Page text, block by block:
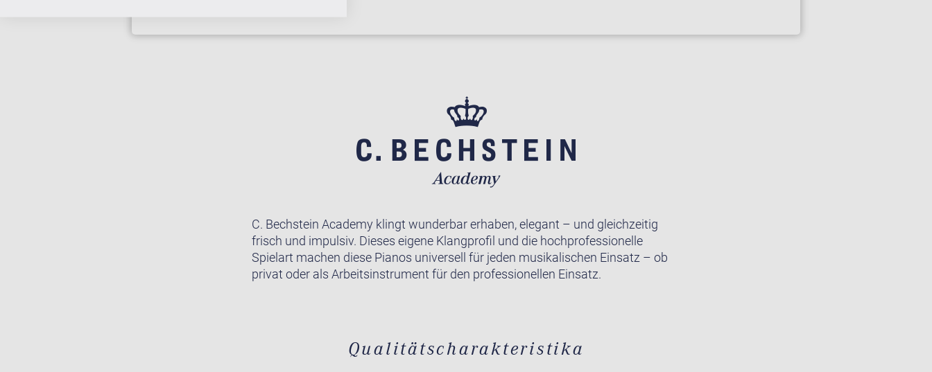
C. Bechstein Academy klingt wunderbar erhaben, elegant – und gleichzeitig
frisch und impulsiv. Dieses eigene Klangprofil und die hochprofessionelle
Spielart machen diese Pianos universell für jeden musikalischen Einsatz – ob
privat oder als Arbeitsinstrument für den professionellen Einsatz.
Qualitätscharakteristika